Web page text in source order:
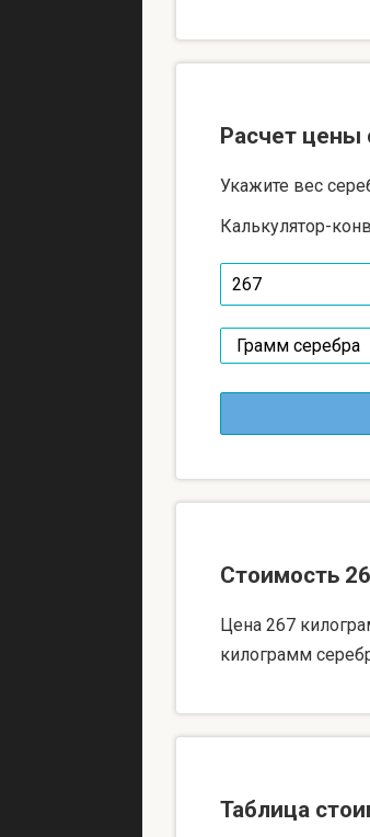
Расчет цены
Укажите вес
Калькулятор-
Стоимость
Цена 267
килограмм
Таблица